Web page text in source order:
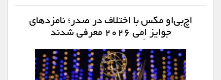
اچ‌بی‌او مکس با اختلاف در صدر؛ نامزدهای
جوایز اِمی ۲۰۲۶ معرفی شدند